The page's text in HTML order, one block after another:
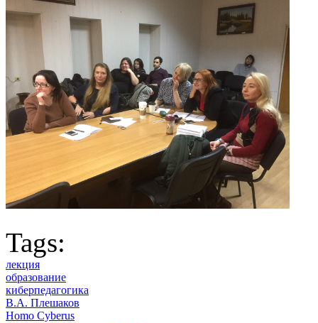
Tags:
лекция
образование
киберпедагогика
В.А. Плешаков
Homo Cyberus